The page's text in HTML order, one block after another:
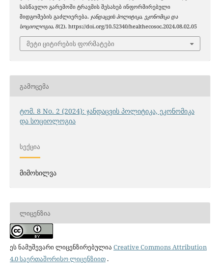
სასწავლო გარემოში ტრავმის შესახებ ინფორმირებული
მიდგომების გაძლიერება. ჯანდაცვის პოლიტიკა, ეკონომიკა და
სოციოლოგია, 8(2). https://doi.org/10.52340/healthecosoc.2024.08.02.05
მეტი ციტირების ფორმატები
ᲒᲐᲛᲝᲪᲔᲛᲐ
ტომ. 8 No. 2 (2024): ჯანდაცვის პოლიტიკა, ეკონომიკა
და სოციოლოგია
ᲡᲔᲥᲪᲘᲐ
მიმოხილვა
ᲚᲘᲪᲔᲜᲖᲘᲐ
ეს ნამუშევარი ლიცენზირებულია Creative Commons Attribution
4.0 საერთაშორისო ლიცენზიით.